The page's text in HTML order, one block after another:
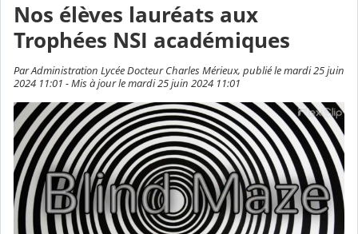
Nos élèves lauréats aux
Trophées NSI académiques
Par Administration Lycée Docteur Charles Mérieux, publié le mardi 25 juin
2024 11:01 - Mis à jour le mardi 25 juin 2024 11:01